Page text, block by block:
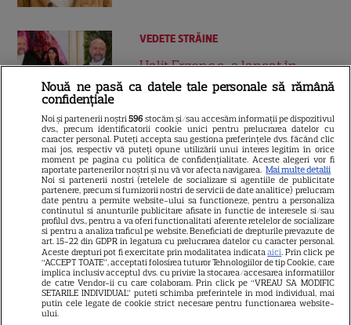
VEDETE STRĂINE
Halit Ergenç s-a lansat în
afaceri la Londra: Actorul din
deschis o rețea de plăcintării
turcești
12
SERIALE TURCEŞTI
Demet Özdemir, vedeta din
„Fata din vis”, are o poveste
impresionantă. Cum a ajuns
una dintre cele mai iubite
actrițe din Turcia
Nouă ne pasă ca datele tale personale să rămână
confidențiale
Noi și partenerii noștri596 stocăm și/sau accesăm informații pe dispozitivul
dvs., precum identificatorii cookie unici pentru prelucrarea datelor cu
caracter personal. Puteți accepta sau gestiona preferințele dvs. făcând clic
mai jos, respectiv vă puteți opune utilizării unui interes legitim în orice
moment pe pagina cu politica de confidențialitate. Aceste alegeri vor fi
raportate partenerilor noștri și nu vă vor afecta navigarea. Mai multe detalii
Noi si partenerii nostri (retelele de socializare si agentiile de publicitate
partenere, precum si furnizorii nostri de servicii de date analitice) prelucram
date pentru a permite website-ului sa functioneze, pentru a personaliza
continutul si anunturile publicitare afisate in functie de interesele si/sau
profilul dvs., pentru a va oferi functionalitati aferente retelelor de socializare
si pentru a analiza traficul pe website. Beneficiati de drepturile prevazute de
art. 15-22 din GDPR in legatura cu prelucrarea datelor cu caracter personal.
Aceste drepturi pot fi exercitate prin modalitatea indicataaici. Prin click pe
“ACCEPT TOATE”, acceptati folosirea tuturor Tehnologiilor de tip Cookie, care
implica inclusiv acceptul dvs. cu privire la stocarea/accesarea informatiilor
de catre Vendor-ii cu care colaboram. Prin click pe “VREAU SA MODIFIC
SETARILE INDIVIDUAL” puteti schimba preferintele in mod individual, mai
putin cele legate de cookie strict necesare pentru functionarea website-
ului.